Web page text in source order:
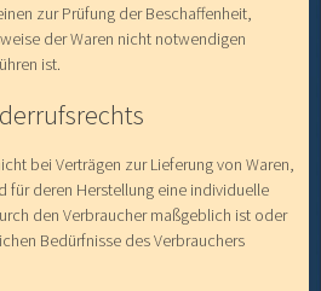
zur Prüfung der Beschaffenheit,
der Waren nicht notwendigen
ist.
bei Verträgen zur Lieferung von Waren,
für deren Herstellung eine individuelle
den Verbraucher maßgeblich ist oder
Bedürfnisse des Verbrauchers